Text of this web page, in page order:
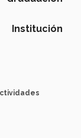
Institución